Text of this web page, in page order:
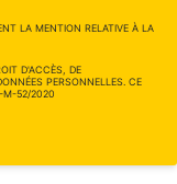
LA MENTION RELATIVE À LA
D'ACCÈS, DE
PERSONNELLES. CE
M-52/2020